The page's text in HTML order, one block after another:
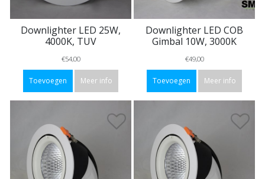
Downlighter LED 25W,
4000K, TUV
€54,00
Toevoegen Meer info
Downlighter LED COB
Gimbal 10W, 3000K
€49,00
Toevoegen Meer info